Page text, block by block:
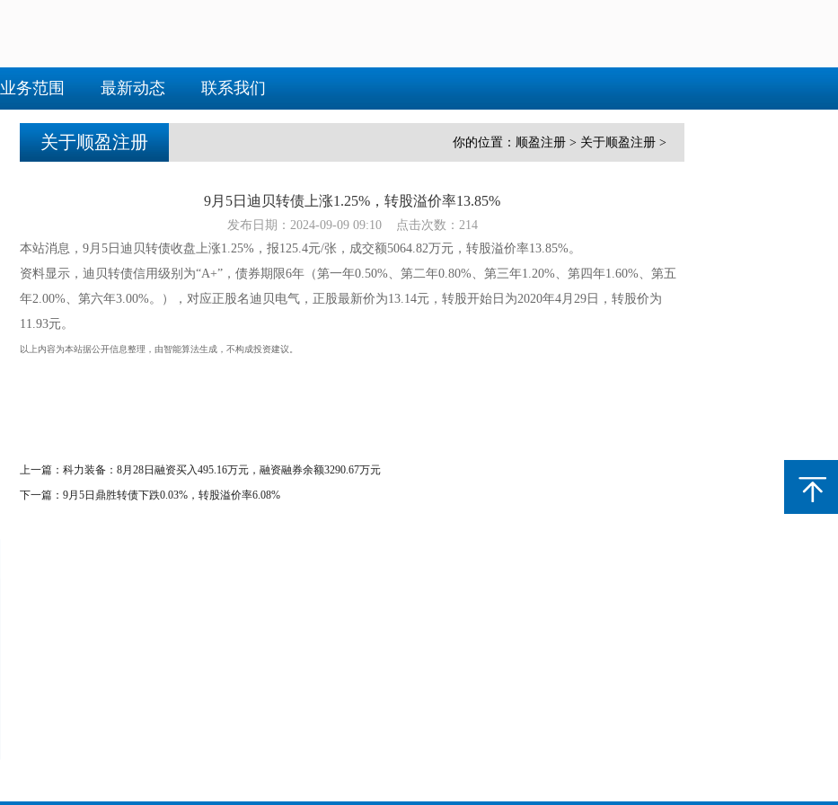
业务范围 最新动态 联系我们
关于顺盈注册 你的位置： 顺盈注册 > 关于顺盈注册 >
9月5日迪贝转债上涨1.25%，转股溢价率13.85%
发布日期：2024-09-09 09:10 点击次数：214
本站消息，9月5日迪贝转债收盘上涨1.25%，报125.4元/张，成交额5064.82万元，转股溢价率13.85%。
资料显示，迪贝转债信用级别为“A+”，债券期限6年（第一年0.50%、第二年0.80%、第三年1.20%、第四年1.60%、第五
年2.00%、第六年3.00%。），对应正股名迪贝电气，正股最新价为13.14元，转股开始日为2020年4月29日，转股价为
11.93元。
以上内容为本站据公开信息整理，由智能算法生成，不构成投资建议。
上一篇： 科力装备：8月28日融资买入495.16万元，融资融券余额3290.67万元
下一篇： 9月5日鼎胜转债下跌0.03%，转股溢价率6.08%